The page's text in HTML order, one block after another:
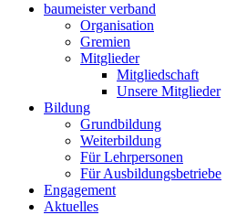
baumeister verband
Organisation
Gremien
Mitglieder
Mitgliedschaft
Unsere Mitglieder
Bildung
Grundbildung
Weiterbildung
Für Lehrpersonen
Für Ausbildungsbetriebe
Engagement
Aktuelles